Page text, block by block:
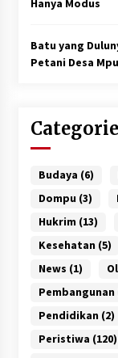
Hanya Modus
Batu yang
Petani Desa
Budaya (6)
Dompu (3)
Hukrim (13)
Kesehatan (5)
News (1)
Pembangunan
Pendidikan (2)
Peristiwa (120)